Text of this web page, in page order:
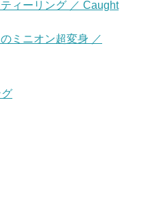
ィーリング ／ Caught
ミニオン超変身 ／